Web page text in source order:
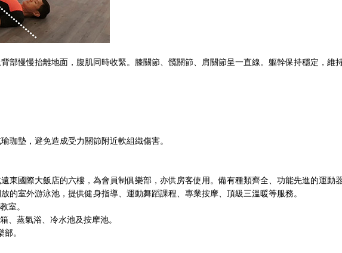
部慢慢抬離地面，腹肌同時收緊。膝關節、髖關節、肩關節呈一直線。軀幹保持穩定，維
珈墊，避免造成受力關節附近軟組織傷害。
東國際大飯店的六樓，為會員制俱樂部，亦供房客使用。備有種類齊全、功能先進的運動
的室外游泳池，提供健身指導、運動舞蹈課程、專業按摩、頂級三溫暖等服務。
室。
、蒸氣浴、冷水池及按摩池。
。